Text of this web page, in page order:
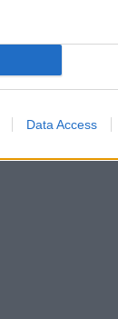
Data Access